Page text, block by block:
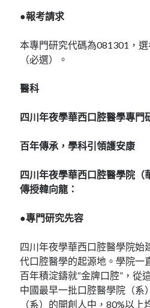
●報考請求
本專門研究代碼為081301，
（必選）。
醫科
四川年夜學華西口腔醫學專門
百年傳承，學科引領護安康
四川年夜學華西口腔醫學院（
傳授韓向龍：
●專門研究先容
四川年夜學華西口腔醫學院始
代口腔醫學的起源地。學院一
百年積淀鑄就“金牌口腔”，從
中國最早一批口腔醫學院（
（系）的開創人中，80%以上